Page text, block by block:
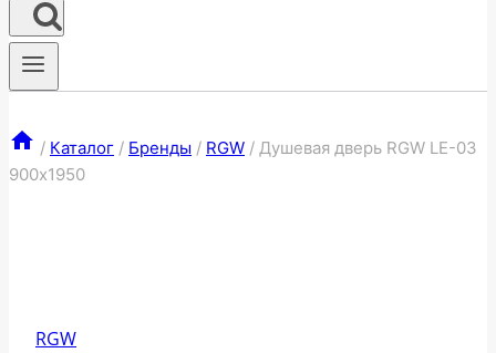
/ Каталог / Бренды / RGW / Душевая дверь RGW LE-03
900х1950
RGW